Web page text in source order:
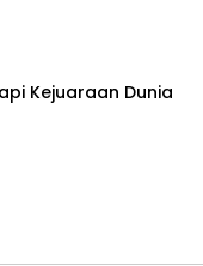
Kejuaraan Dunia